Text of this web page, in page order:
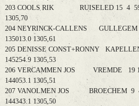
203 COOLS RIK RUISELED 15 4
1305,70
204 NEYRINCK-CALLENS GULLEGEM
135013.0 1305,61
205 DENISSE CONST+RONNY
145254.9 1305,53
206 VERCAMMEN JOS VREMDE 19
144053.1 1305,51
207 VANOLMEN JOS BROECHEM 9 4
144343.1 1305,50